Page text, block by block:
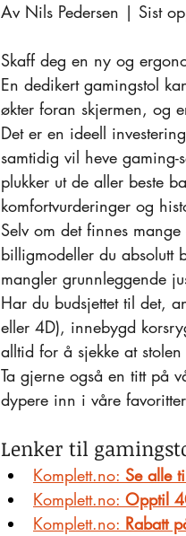
Av Nils Pedersen | Sist
Skaff deg en ny og
En dedikert gamingstol
økter foran skjermen, og
Det er en ideell
samtidig vil heve gaming-
plukker ut de aller beste
komfortvurderinger og
Selv om det finnes
billigmodeller du absolutt
mangler grunnleggende
Har du budsjettet til det,
eller 4D), innebygd
alltid for å sjekke at
Ta gjerne også en titt på
dypere inn i våre
Lenker til
Komplett.no: Se alle
Komplett.no: Opptil
Komplett.no: Rabatt